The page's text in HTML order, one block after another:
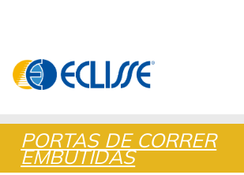
PORTAS DE CORRER
EMBUTIDAS